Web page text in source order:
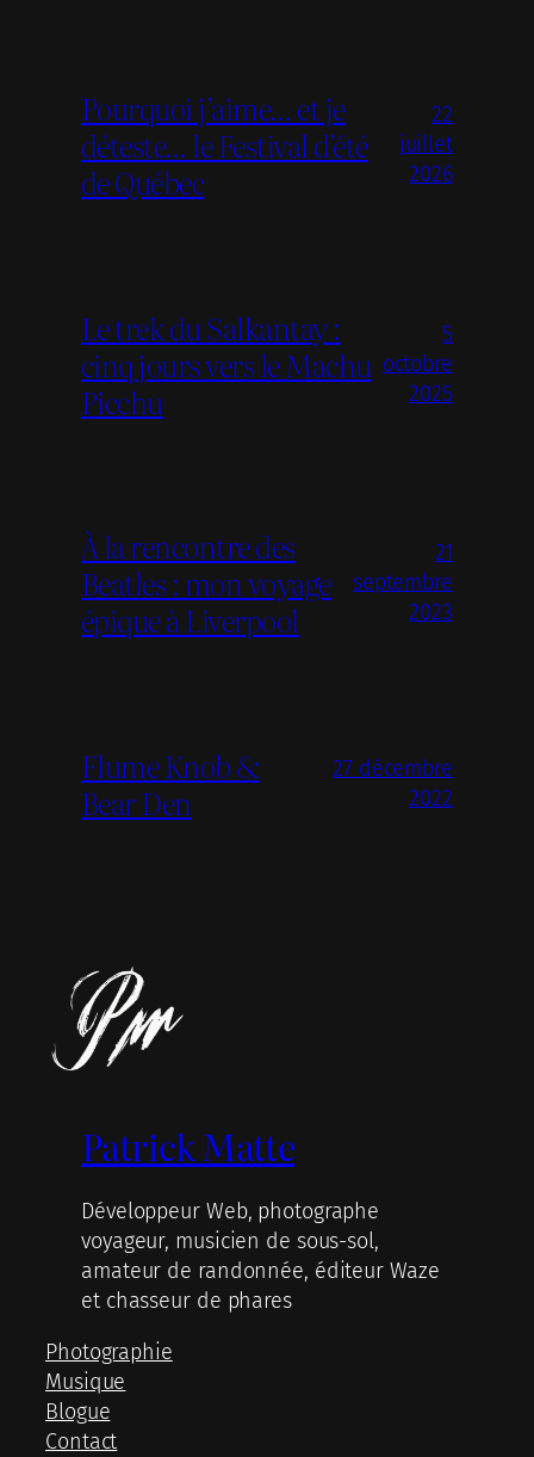
Pourquoi j’aime… et je
déteste… le Festival d’été
de Québec
22
juillet
2026
Le trek du Salkantay :
cinq jours vers le Machu
Picchu
5
octobre
2025
À la rencontre des
Beatles : mon voyage
épique à Liverpool
21
septembre
2023
Flume Knob &
Bear Den
27 décembre
2022
Patrick Matte
Développeur Web, photographe
voyageur, musicien de sous-sol,
amateur de randonnée, éditeur Waze
et chasseur de phares
Photographie
Musique
Blogue
Contact